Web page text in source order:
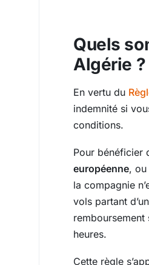
Quels
Algérie ?
En vertu du
indemnité si
conditions.
Pour bénéficier
européenne, ou
la compagnie
vols partant
remboursement
heures.
Cette règle